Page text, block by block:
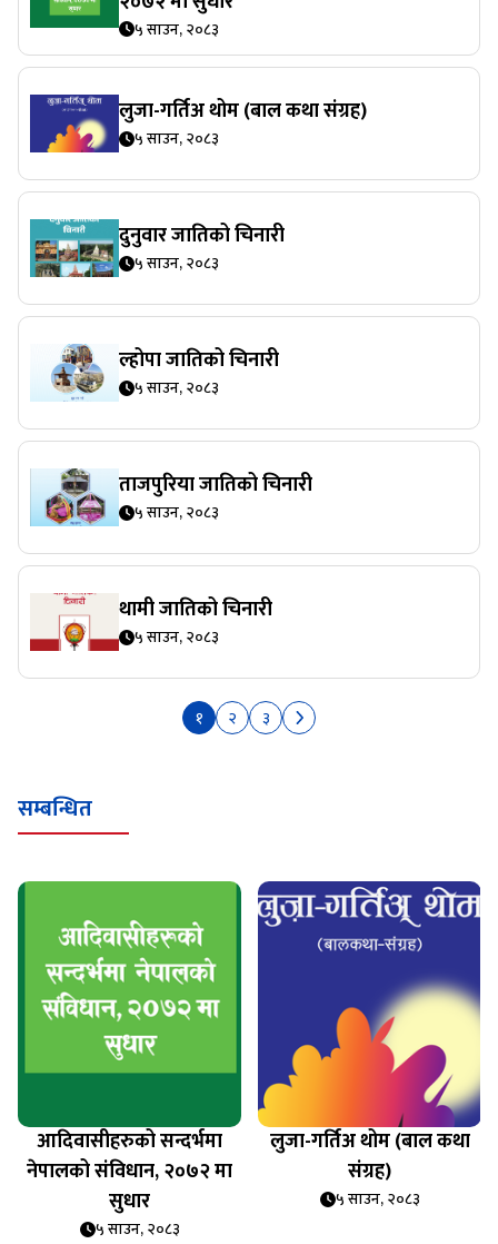
५ साउन, २०८३
लुजा-गर्तिअ थोम (बाल कथा संग्रह)
५ साउन, २०८३
दुनुवार जातिको चिनारी
५ साउन, २०८३
ल्होपा जातिको चिनारी
५ साउन, २०८३
ताजपुरिया जातिको चिनारी
५ साउन, २०८३
थामी जातिको चिनारी
५ साउन, २०८३
१ २ ३
सम्बन्धित
आदिवासीहरुको सन्दर्भमा
नेपालको संविधान, २०७२ मा
सुधार
५ साउन, २०८३
लुजा-गर्तिअ थोम (बाल कथा
संग्रह)
५ साउन, २०८३